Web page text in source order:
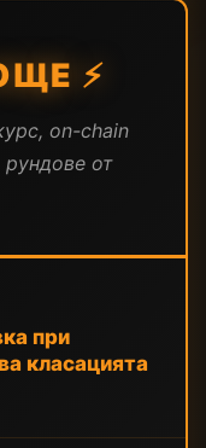
⚡
on-chain
рундове от
при
класацията